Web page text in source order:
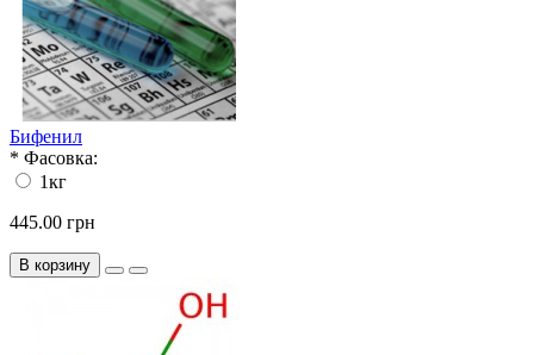
Бифенил
* Фасовка:
1кг
445.00 грн
В корзину